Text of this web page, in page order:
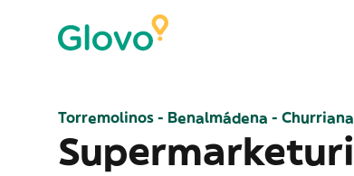
Torremolinos - Benalmádena - Churriana
Supermarketuri